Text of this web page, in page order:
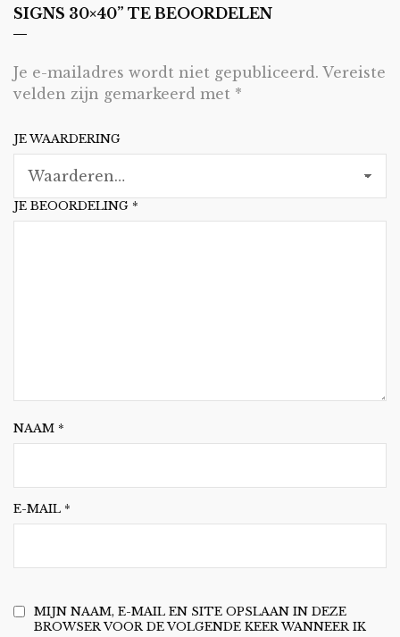
SIGNS 30×40” TE BEOORDELEN
Je e-mailadres wordt niet gepubliceerd. Vereiste
velden zijn gemarkeerd met *
JE WAARDERING
JE BEOORDELING *
NAAM *
E-MAIL *
MIJN NAAM, E-MAIL EN SITE OPSLAAN IN DEZE
BROWSER VOOR DE VOLGENDE KEER WANNEER IK